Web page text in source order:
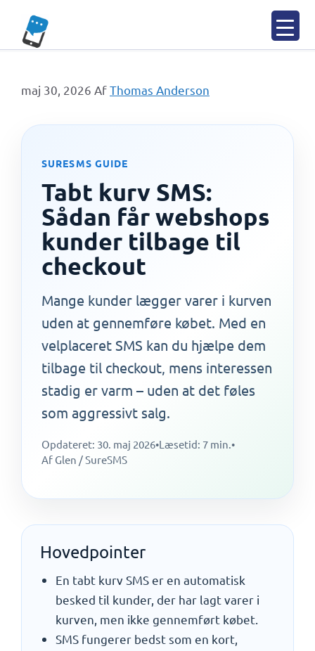
indhold
maj 30, 2026 AfThomas Anderson
SURESMS GUIDE
Tabt kurv SMS:
Sådan får webshops
kunder tilbage til
checkout
Mange kunder lægger varer i kurven
uden at gennemføre købet. Med en
velplaceret SMS kan du hjælpe dem
tilbage til checkout, mens interessen
stadig er varm – uden at det føles
som aggressivt salg.
Opdateret: 30. maj 2026•Læsetid: 7 min. •
Af Glen / SureSMS
Hovedpointer
En tabt kurv SMS er en automatisk
besked til kunder, der har lagt varer i
kurven, men ikke gennemført købet.
SMS fungerer bedst som en kort,